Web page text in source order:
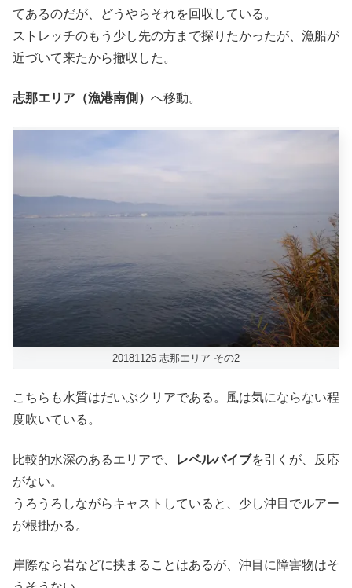
てあるのだが、どうやらそれを回収している。
ストレッチのもう少し先の方まで探りたかったが、漁船が
近づいて来たから撤収した。
志那エリア（漁港南側） へ移動。
20181126 志那エリア その2
こちらも水質はだいぶクリアである。風は気にならない程
度吹いている。
比較的水深のあるエリアで、 レベルバイブを引くが、反応
がない。
うろうろしながらキャストしていると、少し沖目でルアー
が根掛かる。
岸際なら岩などに挟まることはあるが、沖目に障害物はそ